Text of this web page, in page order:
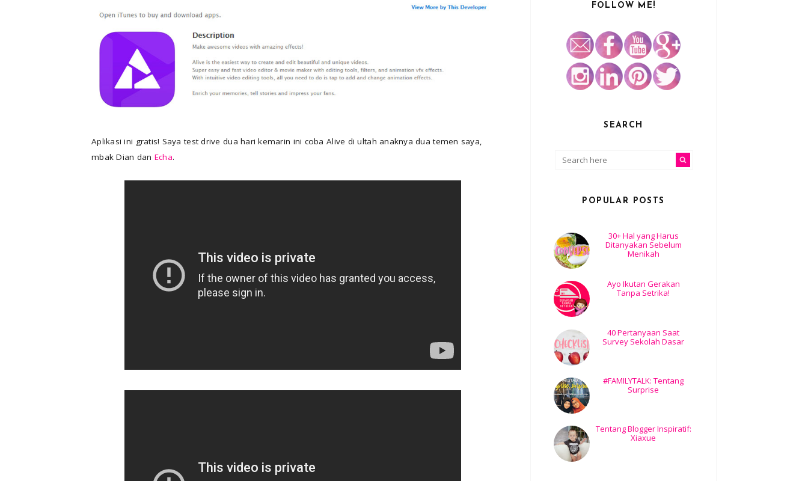
Aplikasi ini gratis! Saya test drive dua hari kemarin ini coba Alive di ultah anaknya dua temen saya,
mbak Dian dan Echa.
FOLLOW ME!
SEARCH
POPULAR POSTS
30+ Hal yang Harus
Ditanyakan Sebelum
Menikah
Ayo Ikutan Gerakan
Tanpa Setrika!
40 Pertanyaan Saat
Survey Sekolah Dasar
#FAMILYTALK: Tentang
Surprise
Tentang Blogger Inspiratif:
Xiaxue